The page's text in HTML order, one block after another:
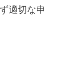
適切な申